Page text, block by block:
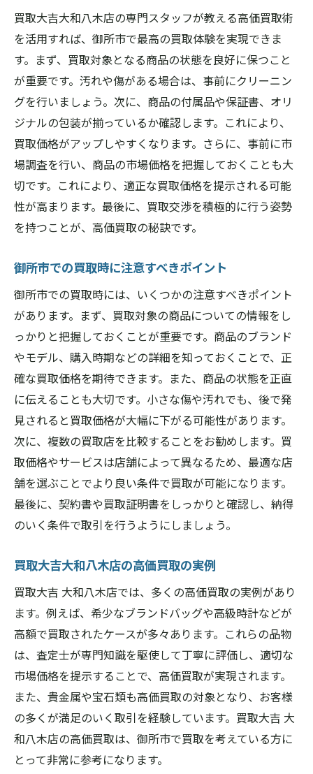
買取大吉大和八木店の専門スタッフが教える高価買取術
を活用すれば、御所市で最高の買取体験を実現できま
す。まず、買取対象となる商品の状態を良好に保つこと
が重要です。汚れや傷がある場合は、事前にクリーニン
グを行いましょう。次に、商品の付属品や保証書、オリ
ジナルの包装が揃っているか確認します。これにより、
買取価格がアップしやすくなります。さらに、事前に市
場調査を行い、商品の市場価格を把握しておくことも大
切です。これにより、適正な買取価格を提示される可能
性が高まります。最後に、買取交渉を積極的に行う姿勢
を持つことが、高価買取の秘訣です。
御所市での買取時に注意すべきポイント
御所市での買取時には、いくつかの注意すべきポイント
があります。まず、買取対象の商品についての情報をし
っかりと把握しておくことが重要です。商品のブランド
やモデル、購入時期などの詳細を知っておくことで、正
確な買取価格を期待できます。また、商品の状態を正直
に伝えることも大切です。小さな傷や汚れでも、後で発
見されると買取価格が大幅に下がる可能性があります。
次に、複数の買取店を比較することをお勧めします。買
取価格やサービスは店舗によって異なるため、最適な店
舗を選ぶことでより良い条件で買取が可能になります。
最後に、契約書や買取証明書をしっかりと確認し、納得
のいく条件で取引を行うようにしましょう。
買取大吉大和八木店の高価買取の実例
買取大吉 大和八木店では、多くの高価買取の実例があり
ます。例えば、希少なブランドバッグや高級時計などが
高額で買取されたケースが多々あります。これらの品物
は、査定士が専門知識を駆使して丁寧に評価し、適切な
市場価格を提示することで、高価買取が実現されます。
また、貴金属や宝石類も高価買取の対象となり、お客様
の多くが満足のいく取引を経験しています。買取大吉 大
和八木店の高価買取は、御所市で買取を考えている方に
とって非常に参考になります。